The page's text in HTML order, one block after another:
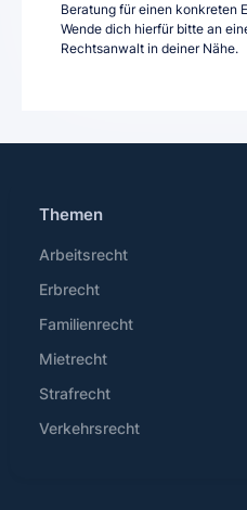
Beratung für einen konkreten
Wende dich hierfür bitte an
Rechtsanwalt in deiner Nähe.
Themen
Arbeitsrecht
Erbrecht
Familienrecht
Mietrecht
Strafrecht
Verkehrsrecht